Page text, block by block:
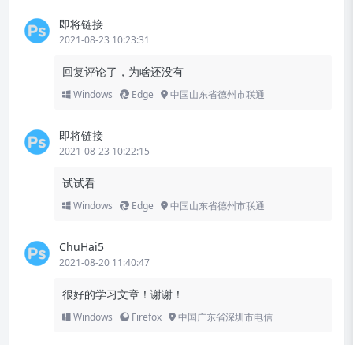
即将链接
2021-08-23 10:23:31
回复评论了，为啥还没有
Windows Edge 中国山东省德州市联通
即将链接
2021-08-23 10:22:15
试试看
Windows Edge 中国山东省德州市联通
ChuHai5
2021-08-20 11:40:47
很好的学习文章！谢谢！
Windows Firefox 中国广东省深圳市电信